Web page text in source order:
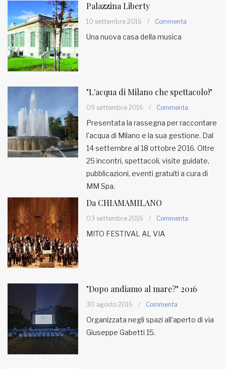
Palazzina Liberty
10 settembre 2016 / Commenta
Una nuova casa della musica
"L'acqua di Milano che spettacolo!"
09 settembre 2016 / Commenta
Presentata la rassegna per raccontare
l'acqua di Milano e la sua gestione. Dal
14 settembre al 18 ottobre 2016. Oltre
25 incontri, spettacoli, visite guidate,
pubblicazioni, eventi gratuiti a cura di
MM Spa.
Da CHIAMAMILANO
03 settembre 2016 / Commenta
MITO FESTIVAL AL VIA
"Dopo andiamo al mare?" 2016
30 agosto 2016 / Commenta
Organizzata negli spazi all'aperto di via
Giuseppe Gabetti 15.